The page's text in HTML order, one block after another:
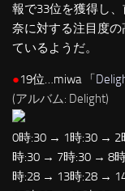
報で33位を獲得し
奈に対する注目度
ているようだ。
●19位…miwa 「
(アルバム: Delight)
0時:30 → 1時:30 →
時:30 → 7時:30 → 8
時:28 → 13時:28 →